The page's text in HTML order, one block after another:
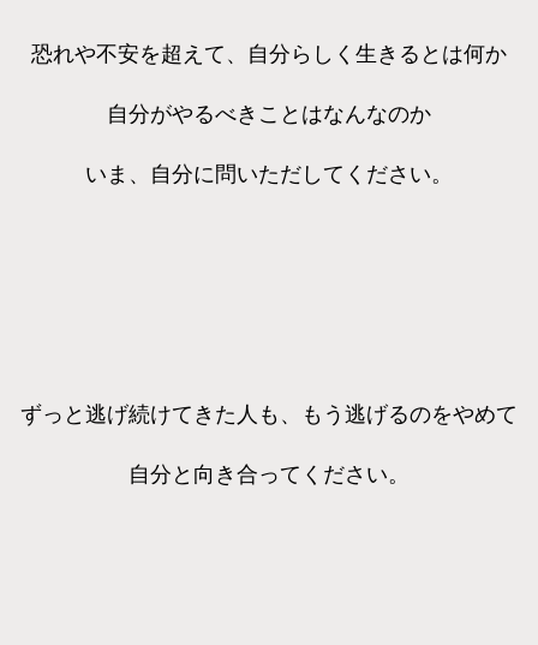
恐れや不安を超えて、自分らしく生きるとは何か
自分がやるべきことはなんなのか
いま、自分に問いただしてください。
ずっと逃げ続けてきた人も、もう逃げるのをやめて
自分と向き合ってください。